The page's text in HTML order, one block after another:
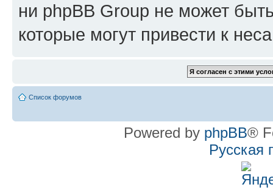
ни phpBB Group не может
которые могут привести к
Список форумов
Powered by phpBB®
Русская